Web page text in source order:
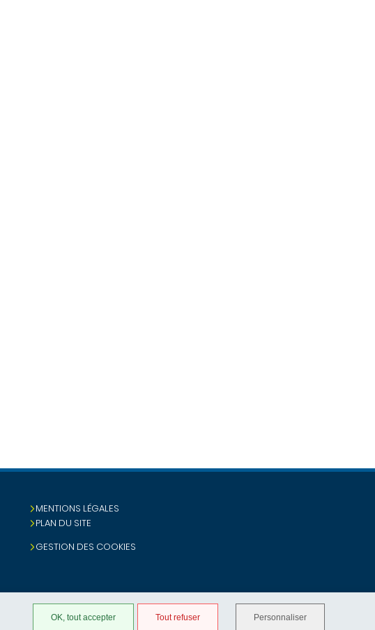
OK, tout accepter Tout refuser Personnaliser
MENTIONS LÉGALES
PLAN DU SITE
GESTION DES COOKIES